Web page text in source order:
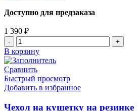
Доступно для предзаказа
1 390 ₽
В корзину
Сравнить
Быстрый просмотр
Добавить в избранное
Чехол на кушетку на